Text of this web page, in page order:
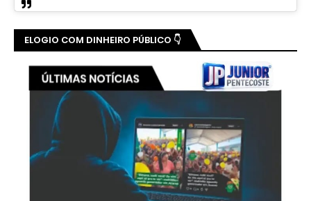
ELOGIO COM DINHEIRO PÚBLICO 👇